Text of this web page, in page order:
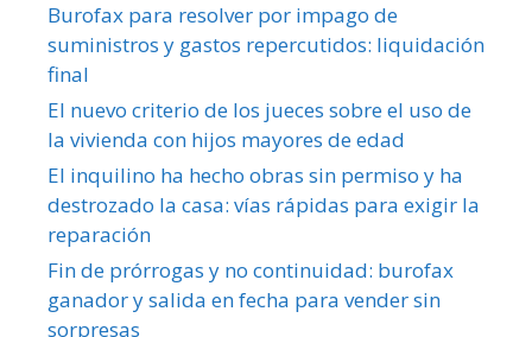
Burofax para resolver por impago de
suministros y gastos repercutidos: liquidación
final
El nuevo criterio de los jueces sobre el uso de
la vivienda con hijos mayores de edad
El inquilino ha hecho obras sin permiso y ha
destrozado la casa: vías rápidas para exigir la
reparación
Fin de prórrogas y no continuidad: burofax
ganador y salida en fecha para vender sin
sorpresas